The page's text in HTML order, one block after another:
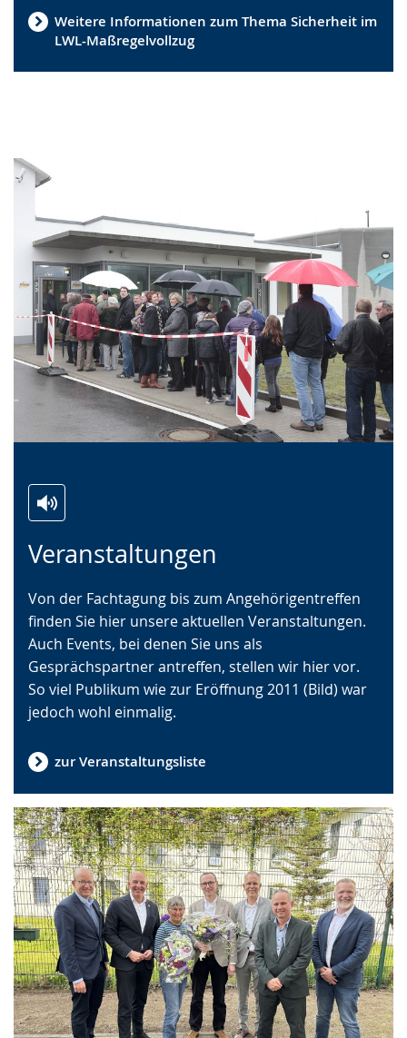
Weitere Informationen zum Thema Sicherheit im
LWL-Maßregelvollzug
Veranstaltungen
Leichten
wechseln.
Audio-
Video
Deutscher
Gebärdensprache
wird
angezeigt.
Von der Fachtagung bis zum Angehörigentreffen
finden Sie hier unsere aktuellen Veranstaltungen.
Auch Events, bei denen Sie uns als
Gesprächspartner antreffen, stellen wir hier vor.
So viel Publikum wie zur Eröffnung 2011 (Bild) war
jedoch wohl einmalig.
zur Veranstaltungsliste